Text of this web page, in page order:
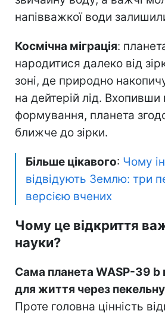
напівважкої води
Космічна міграція:
народитися далеко від
зоні, де природно
на дейтерій лід. Вхопивши
формування, планета
ближче до зірки.
Більше цікавого: Чому
відвідують Землю: три
версією вчених
Чому це відкриття
науки?
Сама планета WASP-39 b
для життя через
Проте головна цінність